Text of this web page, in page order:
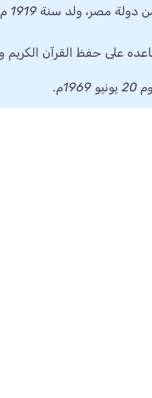
على حفظ القرآن